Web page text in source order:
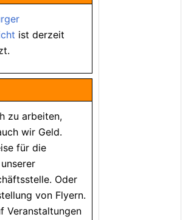
ist derzeit
zu arbeiten,
wir Geld.
für die
Oder
von Flyern.
Veranstaltungen